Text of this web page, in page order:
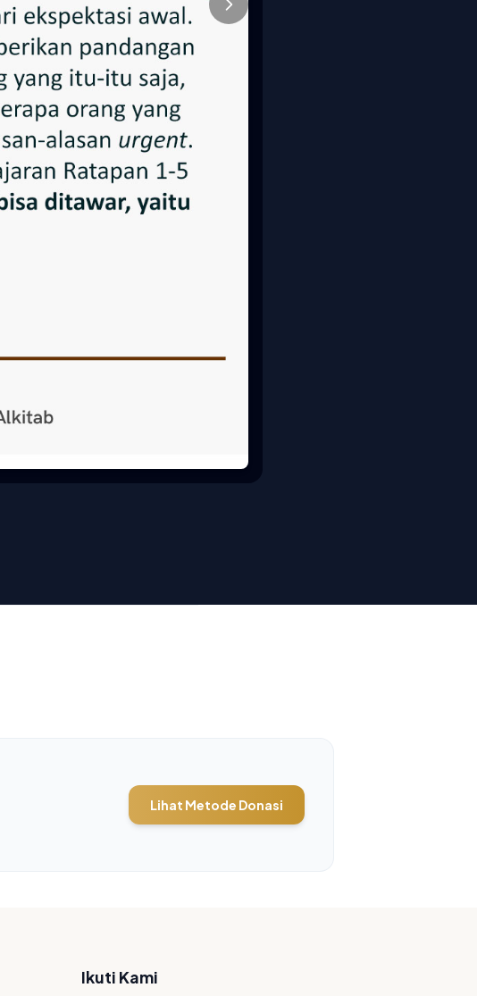
Lihat Metode Donasi
Ikuti Kami